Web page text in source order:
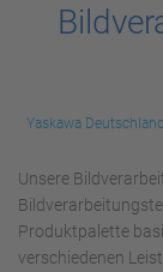
Yaskawa Deutschland
Unsere
Produktpalette
verschiedenen